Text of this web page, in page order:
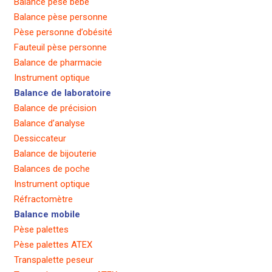
Balance pèse personne
Pèse personne d’obésité
Fauteuil pèse personne
Balance de pharmacie
Instrument optique
Balance de laboratoire
Balance de précision
Balance d’analyse
Dessiccateur
Balance de bijouterie
Balances de poche
Instrument optique
Réfractomètre
Balance mobile
Pèse palettes
Pèse palettes ATEX
Transpalette peseur